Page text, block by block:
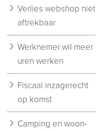
Verlies webshop niet
aftrekbaar
Werknemer wil meer
uren werken
Fiscaal inzagerecht
op komst
Camping en woon-